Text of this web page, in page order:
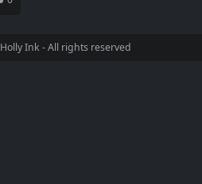
Holly Ink - All rights reserved